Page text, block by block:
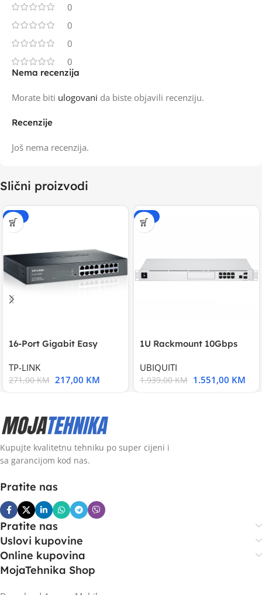
0
0
0
0
Recenzije
Još nema recenzija.
Nema recenzija
Morate biti ulogovani da biste objavili recenziju.
Slični proizvodi
-20%
16-Port Gigabit Easy
TP-LINK
271,00KM 217,00 KM
-20%
1U Rackmount 10Gbps
UBIQUITI
1.939,00KM 1.551,00 KM
Kupujte kvalitetnu tehniku po super cijeni i
sa garancijom kod nas.
Pratite nas
Pratite nas
Uslovi kupovine
Online kupovina
MojaTehnika Shop